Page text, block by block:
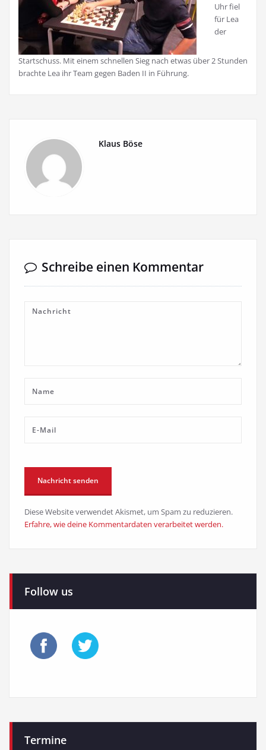
Uhr fiel
für Lea
der
Startschuss. Mit einem schnellen Sieg nach etwas über 2 Stunden
brachte Lea ihr Team gegen Baden II in Führung.
Klaus Böse
Schreibe einen Kommentar
Diese Website verwendet Akismet, um Spam zu reduzieren.
Erfahre, wie deine Kommentardaten verarbeitet werden.
Follow us
Termine